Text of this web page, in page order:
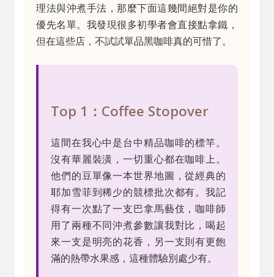
理法與沖煮手法，那麼下面這幾間絕對是你的
優先名單。我發現很多初學者會直接點拿鐵，
但在這些店，不試試單品黑咖啡真的可惜了。
Top 1：Coffee Stopover
這間在我心中是台中精品咖啡的標竿。
沒有華麗裝潢，一切重心都在咖啡上。
他們的豆單像一本世界地圖，從經典的
耶加雪菲到稀少的競標批次都有。我記
得有一次點了一支巴拿馬藝伎，咖啡師
用了兩種不同沖煮參數讓我對比，喝起
來一支是明亮的花香，另一支則有更飽
滿的熱帶水果感，這種體驗別處少有。